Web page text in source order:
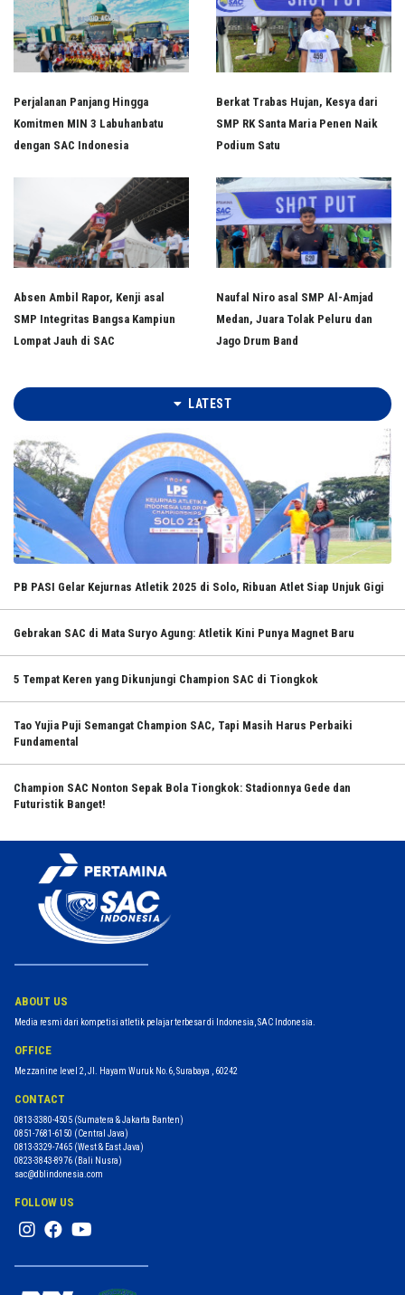
Perjalanan Panjang Hingga
Komitmen MIN 3 Labuhanbatu
dengan SAC Indonesia
Berkat Trabas Hujan, Kesya dari
SMP RK Santa Maria Penen Naik
Podium Satu
Absen Ambil Rapor, Kenji asal
SMP Integritas Bangsa Kampiun
Lompat Jauh di SAC
Naufal Niro asal SMP Al-Amjad
Medan, Juara Tolak Peluru dan
Jago Drum Band
LATEST
PB PASI Gelar Kejurnas Atletik 2025 di Solo, Ribuan Atlet Siap Unjuk Gigi
Gebrakan SAC di Mata Suryo Agung: Atletik Kini Punya Magnet Baru
5 Tempat Keren yang Dikunjungi Champion SAC di Tiongkok
Tao Yujia Puji Semangat Champion SAC, Tapi Masih Harus Perbaiki
Fundamental
Champion SAC Nonton Sepak Bola Tiongkok: Stadionnya Gede dan
Futuristik Banget!
ABOUT US
Media resmi dari kompetisi atletik pelajar terbesar di Indonesia, SAC Indonesia.
OFFICE
Mezzanine level 2, Jl. Hayam Wuruk No.6, Surabaya , 60242
CONTACT
0813-3380-4505 (Sumatera & Jakarta Banten)
0851-7681-6150 (Central Java)
0813-3329-7465 (West & East Java)
0823-3843-8976 (Bali Nusra)
sac@dblindonesia.com
FOLLOW US